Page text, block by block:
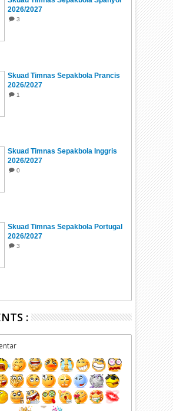
2026/2027
3
Skuad Timnas Sepakbola Prancis
2026/2027
1
Skuad Timnas Sepakbola Inggris
2026/2027
0
Skuad Timnas Sepakbola Portugal
2026/2027
3
: